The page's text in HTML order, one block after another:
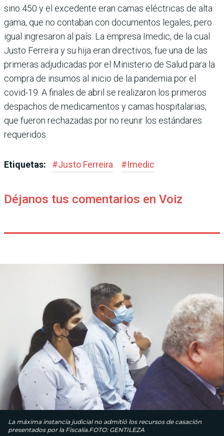
sino 450 y el excedente eran camas eléctricas de alta
gama, que no contaban con documentos legales, pero
igual ingresaron al país. La empresa Imedic, de la cual
Justo Ferreira y su hija eran directivos, fue una de las
primeras adjudicadas por el Ministerio de Salud para la
compra de insumos al inicio de la pandemia por el
covid-19. A finales de abril se realizaron los primeros
despachos de medicamentos y camas hospitalarias,
que fueron rechazadas por no reunir los estándares
requeridos.
Etiquetas: #Justo Ferreira #Imedic
Déjanos tus comentarios en Voiz
La máxima instancia judicial no admitió los recursos de casación
presentados por la Fiscalía.FOTO: GENTILEZA